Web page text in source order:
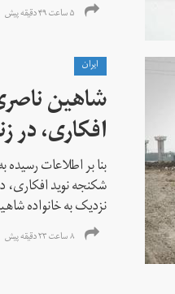
۵ ساعت ۴۹ دقیقه پیش
ايران
شاهین
افکاری، در
بنا بر اطلاعات رسیده
شکنجه نوید افکاری،
نزدیک به خانواده
۸ ساعت ۲۳ دقیقه پیش